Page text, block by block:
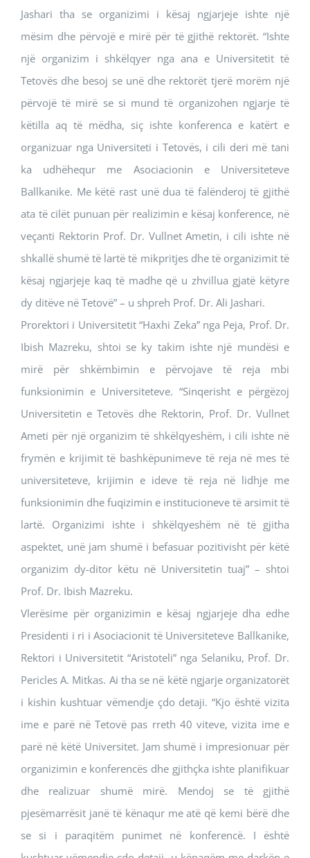
Jashari tha se organizimi i kësaj ngjarjeje ishte një
mësim dhe përvojë e mirë për të gjithë rektorët. “Ishte
një organizim i shkëlqyer nga ana e Universitetit të
Tetovës dhe besoj se unë dhe rektorët tjerë morëm një
përvojë të mirë se si mund të organizohen ngjarje të
këtilla aq të mëdha, siç ishte konferenca e katërt e
organizuar nga Universiteti i Tetovës, i cili deri më tani
ka udhëhequr me Asociacionin e Universiteteve
Ballkanike. Me këtë rast unë dua të falënderoj të gjithë
ata të cilët punuan për realizimin e kësaj konference, në
veçanti Rektorin Prof. Dr. Vullnet Ametin, i cili ishte në
shkallë shumë të lartë të mikpritjes dhe të organizimit të
kësaj ngjarjeje kaq të madhe që u zhvillua gjatë këtyre
dy ditëve në Tetovë” – u shpreh Prof. Dr. Ali Jashari.
Prorektori i Universitetit “Haxhi Zeka” nga Peja, Prof. Dr.
Ibish Mazreku, shtoi se ky takim ishte një mundësi e
mirë për shkëmbimin e përvojave të reja mbi
funksionimin e Universiteteve. “Sinqerisht e përgëzoj
Universitetin e Tetovës dhe Rektorin, Prof. Dr. Vullnet
Ameti për një organizim të shkëlqyeshëm, i cili ishte në
frymën e krijimit të bashkëpunimeve të reja në mes të
universiteteve, krijimin e ideve të reja në lidhje me
funksionimin dhe fuqizimin e institucioneve të arsimit të
lartë. Organizimi ishte i shkëlqyeshëm në të gjitha
aspektet, unë jam shumë i befasuar pozitivisht për këtë
organizim dy-ditor këtu në Universitetin tuaj” – shtoi
Prof. Dr. Ibish Mazreku.
Vlerësime për organizimin e kësaj ngjarjeje dha edhe
Presidenti i ri i Asociacionit të Universiteteve Ballkanike,
Rektori i Universitetit “Aristoteli” nga Selaniku, Prof. Dr.
Pericles A. Mitkas. Ai tha se në këtë ngjarje organizatorët
i kishin kushtuar vëmendje çdo detaji. “Kjo është vizita
ime e parë në Tetovë pas rreth 40 viteve, vizita ime e
parë në këtë Universitet. Jam shumë i impresionuar për
organizimin e konferencës dhe gjithçka ishte planifikuar
dhe realizuar shumë mirë. Mendoj se të gjithë
pjesëmarrësit janë të kënaqur me atë që kemi bërë dhe
se si i paraqitëm punimet në konferencë. I është